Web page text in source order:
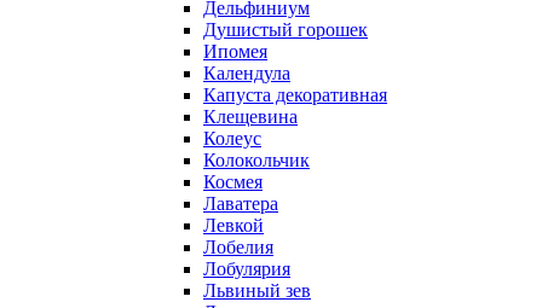
Дельфиниум
Душистый горошек
Ипомея
Календула
Капуста декоративная
Клещевина
Колеус
Колокольчик
Космея
Лаватера
Левкой
Лобелия
Лобулярия
Львиный зев